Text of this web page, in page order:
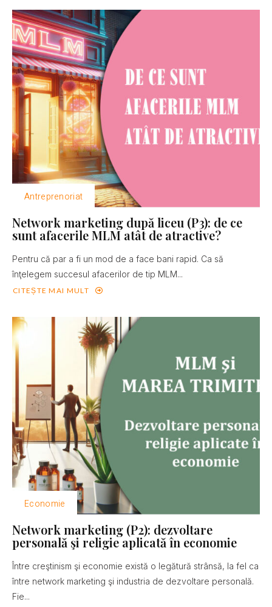
Antreprenoriat
Network marketing după liceu (P3): de ce
sunt afacerile MLM atât de atractive?
Pentru că par a fi un mod de a face bani rapid. Ca să
înţelegem succesul afacerilor de tip MLM...
CITEȘTE MAI MULT
Economie
Network marketing (P2): dezvoltare
personală şi religie aplicată în economie
Între creştinism şi economie există o legătură strânsă, la fel ca
între network marketing şi industria de dezvoltare personală.
Fie...